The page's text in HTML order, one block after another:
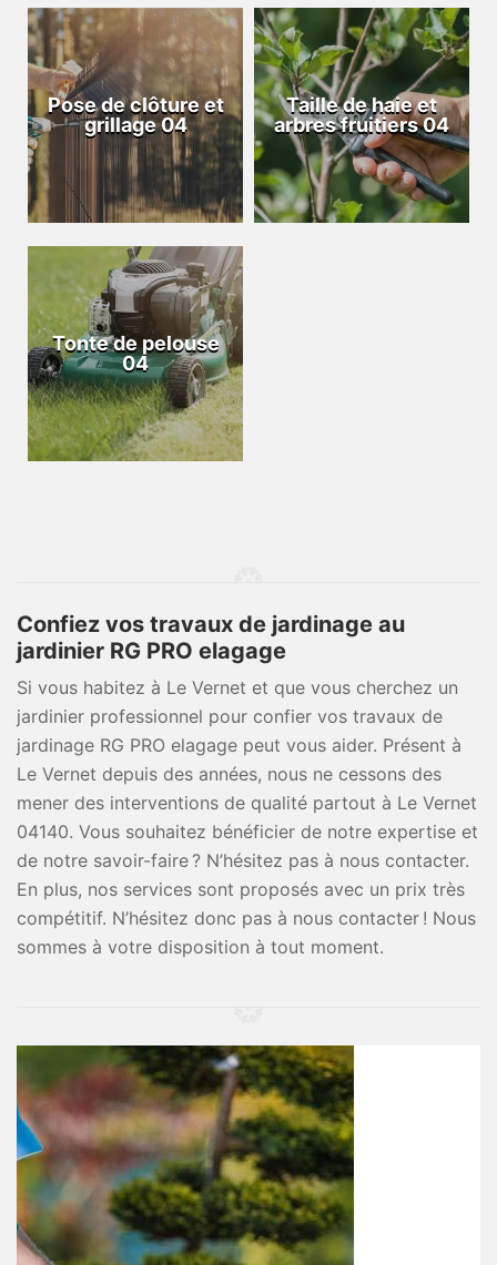
Pose de clôture et
grillage 04
Taille de haie et
arbres fruitiers 04
Tonte de pelouse
04
Confiez vos travaux de jardinage au
jardinier RG PRO elagage
Si vous habitez à Le Vernet et que vous cherchez un
jardinier professionnel pour confier vos travaux de
jardinage RG PRO elagage peut vous aider. Présent à
Le Vernet depuis des années, nous ne cessons des
mener des interventions de qualité partout à Le Vernet
04140. Vous souhaitez bénéficier de notre expertise et
de notre savoir-faire ? N’hésitez pas à nous contacter.
En plus, nos services sont proposés avec un prix très
compétitif. N’hésitez donc pas à nous contacter ! Nous
sommes à votre disposition à tout moment.